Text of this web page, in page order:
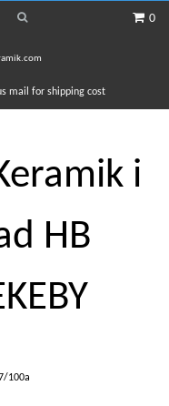
0
mail for shipping cost
i
HB
100a